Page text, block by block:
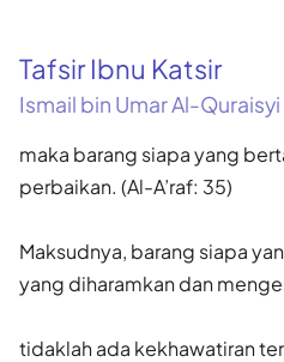
Tafsir Ibnu Katsir
Ismail bin Umar Al-
maka barang siapa yang
perbaikan. (Al-A’raf: 35)
Maksudnya, barang siapa
yang diharamkan dan
tidaklah ada kekhawatiran